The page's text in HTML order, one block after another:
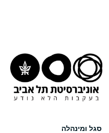
סגל ומינהלה